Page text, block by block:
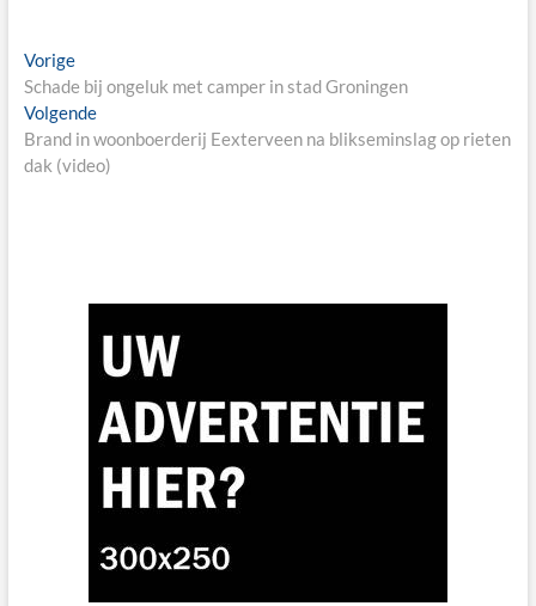
Berichtnavigatie
VorigePrevious
post:
Schade bij ongeluk met camper in stad Groningen
VolgendeNext
post:
Brand in woonboerderij Eexterveen na blikseminslag op rieten
dak (video)